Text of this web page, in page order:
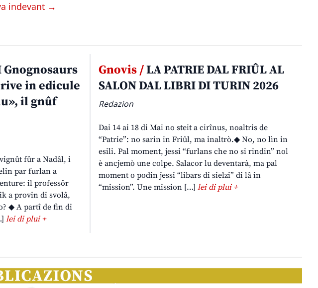
indevant →
in edicule
il gnûf
fûr a Nadâl, i
par furlan a
il professôr
a provin di svolâ,
◆ A partî de fin di
lei di plui +
Gnovis /LA PATRIE DAL FRIÛL AL
SALON DAL LIBRI DI TURIN 2026
Redazion
Dai 14 ai 18 di Mai no steit a cirînus, noaltris de
“Patrie”: no sarin in Friûl, ma inaltrò.◆ No, no lìn in
esili. Pal moment, jessi “furlans che no si rindin” nol
è ancjemò une colpe. Salacor lu deventarà, ma pal
moment o podin jessi “libars di sielzi” di lâ in
“mission”. Une mission […]lei di plui +